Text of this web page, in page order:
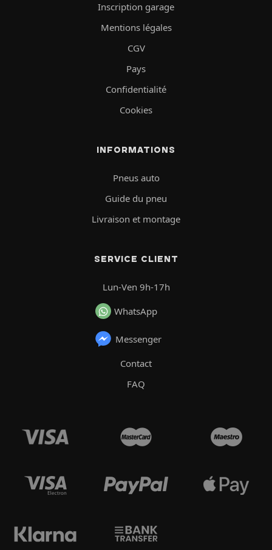
Inscription garage
Mentions légales
CGV
Pays
Confidentialité
Cookies
INFORMATIONS
Pneus auto
Guide du pneu
Livraison et montage
SERVICE CLIENT
Lun-Ven 9h-17h
WhatsApp
Messenger
Contact
FAQ